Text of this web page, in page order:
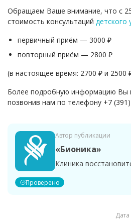
Обращаем Ваше внимание, что с
стоимость консультаций детского
первичный приём — 3000 ₽
повторный приём — 2800 ₽
(в настоящее время: 2700 ₽ и 2500
Более подробную информацию Вы
позвонив нам по телефону +7
Автор публикации
«Бионика»
Клиника
Проверено